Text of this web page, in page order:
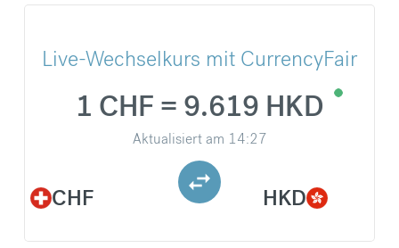
Live-Wechselkurs mit CurrencyFair
CHF
1 CHF = 9.619 HKD
Aktualisiert am 14:27
HKD